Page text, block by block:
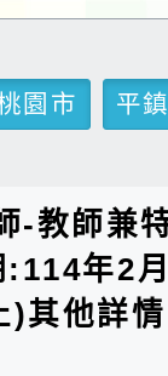
園市
平
-教師兼
年2
)其他詳